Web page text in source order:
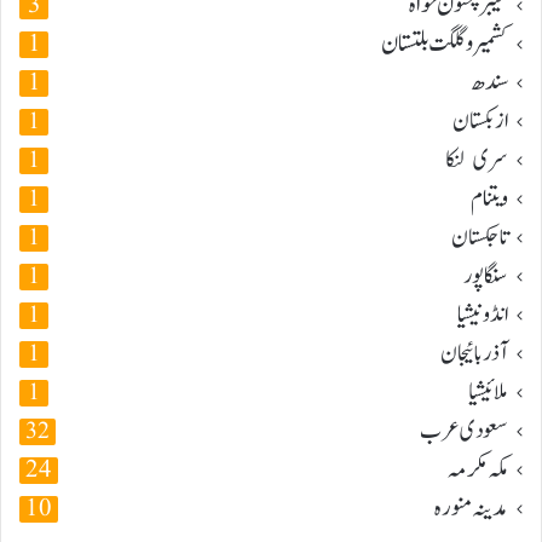
کشمیر و گلگت بلتستان 1
سندھ 1
ازبکستان 1
سری لنکا 1
ویتنام 1
تاجکستان 1
سنگاپور 1
انڈونیشیا 1
آذربائیجان 1
ملائیشیا 1
سعودی عرب 32
مکہ مکرمہ 24
مدینہ منورہ 10